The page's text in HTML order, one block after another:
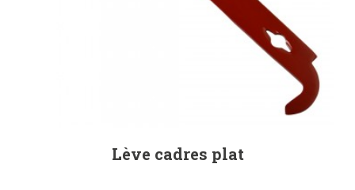
Lève cadres plat